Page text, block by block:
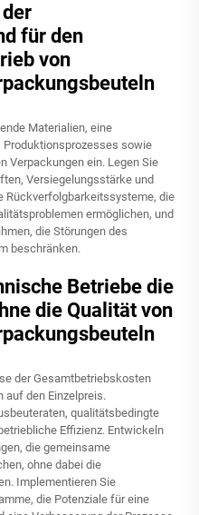
für den
von
Materialien, eine
sowie
Verpackungen ein. Legen Sie
Versiegelungsstärke und
Rückverfolgbarkeitssysteme, die
ermöglichen, und
die Störungen des
beschränken.
Betriebe die
die Qualität von
der Gesamtbetriebskosten
auf den Einzelpreis.
qualitätsbedingte
Effizienz. Entwickeln
die gemeinsame
ohne dabei die
Implementieren Sie
die Potenziale für eine